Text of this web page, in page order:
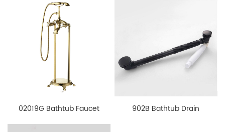
02019G Bathtub Faucet 902B Bathtub Drain